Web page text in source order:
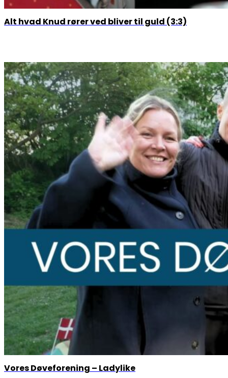
Alt hvad Knud rører ved bliver til guld (3:3)
Vores Døveforening – Ladylike